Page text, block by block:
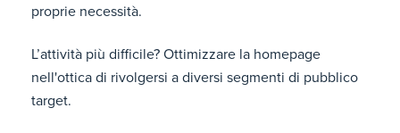
proprie necessità.
L’attività più difficile? Ottimizzare la homepage
nell'ottica di rivolgersi a diversi segmenti di pubblico
target.